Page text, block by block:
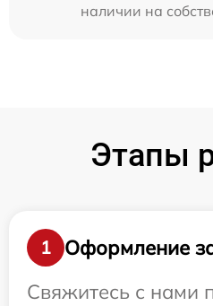
наличии на
Этапы
1
Оформление
Свяжитесь с нами